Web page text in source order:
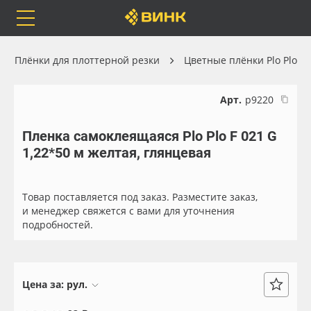
Каталог
Бренды
Оплата
Весь каталог
Самоклеящиеся плёнки
Чернила
Плёнки для плоттерной резки Цветные плёнки Plo Plo
Арт. р9220
Пленка самоклеящаяся Plo Plo F 021 G
1,22*50 м желтая, глянцевая
Товар поставляется под заказ. Разместите заказ,
и менеджер свяжется с вами для уточнения
подробностей.
Цена за: рул.